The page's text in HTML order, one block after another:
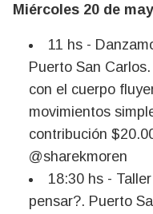
Miércoles 20 de
11 hs -
Puerto San
con el cuerpo
movimientos
contribución
@sharekmoren
18:30 hs -
pensar?. Puerto